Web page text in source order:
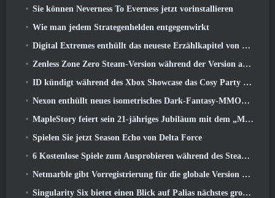
Sie können Neverness To Everness jetzt vorinstallieren
Wie man jedem Strategenhelden entgegenwirkt
Digital Extremes enthüllt das neueste Erzählkapitel von Warframe mit neuen Anime-Shorts
Zenless Zone Zero Steam-Version während der Version angekündigt 2.8 Sonderprogramm
ID kündigt während des Xbox Showcase das Cosy Party Platformer-Spiel Totopia an, Startet Beta-Rekrutierung
Nexon enthüllt neues isometrisches Dark-Fantasy-MMORPG, Glut der Ungekrönten
MapleStory feiert sein 21-jähriges Jubiläum mit dem „Maple University Event“
Spielen Sie jetzt Season Echo von Delta Force
6 Kostenlose Spiele zum Ausprobieren während des Steam Medieval Fest
Netmarble gibt Vorregistrierung für die globale Version des Sci-Fi-MMORPG RF Online Next bekannt
Singularity Six bietet einen Blick auf Palias nächstes großes Update The Royal Highlands